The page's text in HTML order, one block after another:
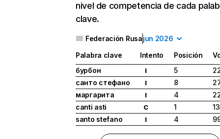
nivel de competencia de cada
clave.
Federación Rusajun 2026
Palabra clave Intento Posición
бурбон
I 5
санто стефано
I 8
маргарита
I 4
canti asti
C 1
santo stefano
I 4